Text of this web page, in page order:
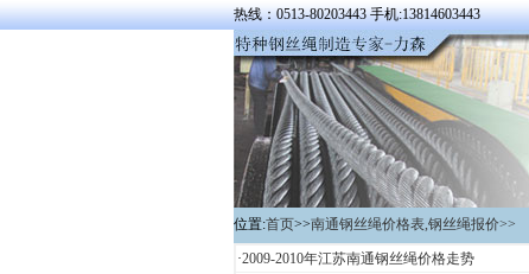
热线：0513-80203443 手机:13814603443
位置:首页>>南通钢丝绳价格表,钢丝绳报价>>
·2009-2010年江苏南通钢丝绳价格走势